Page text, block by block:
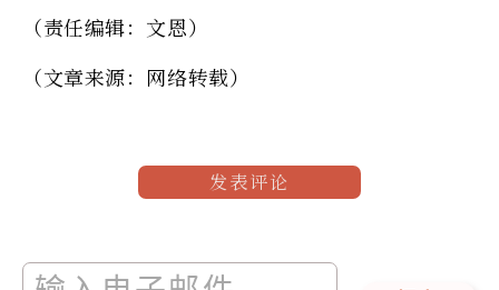
（责任编辑：文恩）
（文章来源：网络转载）
发表评论